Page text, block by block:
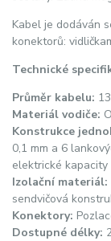
Kabel je dodáván
konektorů:
Technické
Průměr kabelu:
Materiál vodiče:
Konstrukce
0,1 mm a 6
elektrické
Izolační materiál:
sendvičová
Konektory:
Dostupné délky: